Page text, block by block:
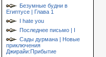
Безумные будни в
Египтусе | Глава 1
I hate you
Последнее письмо | I
Сады дурмана | Новые
приключения
Джирайи:Прибытие